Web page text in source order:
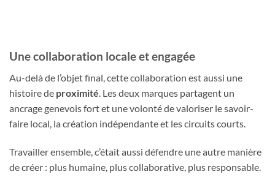
Une collaboration locale et engagée
Au-delà de l’objet final, cette collaboration est aussi une
histoire de proximité. Les deux marques partagent un
ancrage genevois fort et une volonté de valoriser le savoir-
faire local, la création indépendante et les circuits courts.
Travailler ensemble, c’était aussi défendre une autre manière
de créer : plus humaine, plus collaborative, plus responsable.